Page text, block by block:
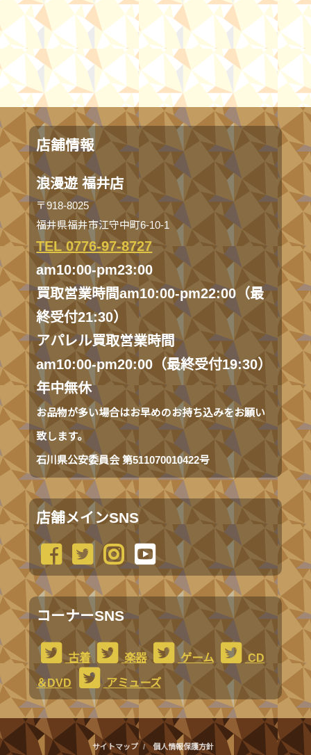
店舗情報
浪漫遊 福井店
〒918-8025
福井県福井市江守中町6-10-1
TEL 0776-97-8727
am10:00-pm23:00
買取営業時間am10:00-pm22:00（最
終受付21:30）
アパレル買取営業時間
am10:00-pm20:00（最終受付19:30）
年中無休
お品物が多い場合はお早めのお持ち込みをお願い
致します。
石川県公安委員会 第511070010422号
店舗メインSNS
コーナーSNS
古着 楽器 ゲーム
CD
＆DVD
アミューズ
サイトマップ 個人情報保護方針